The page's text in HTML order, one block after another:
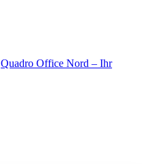
Quadro Office Nord – Ihr